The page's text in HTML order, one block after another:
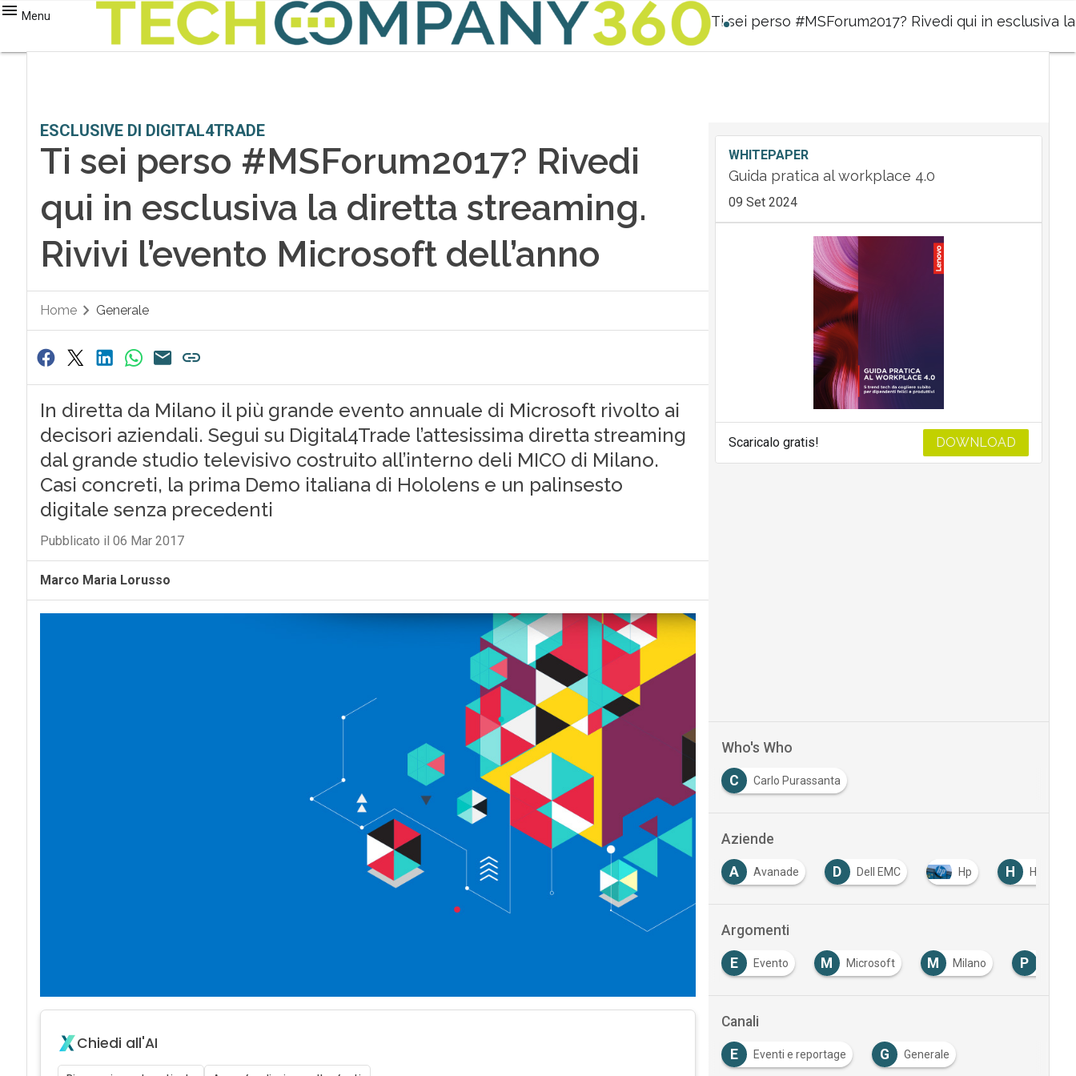
Menu Ti sei perso #MSForum2017? Rivedi qui in esclusiva
ESCLUSIVE DI DIGITAL4TRADE
Ti sei perso #MSForum2017? Rivedi
qui in esclusiva la diretta streaming.
Rivivi l’evento Microsoft dell’anno
Home Generale
In diretta da Milano il più grande evento annuale di Microsoft rivolto ai
decisori aziendali. Segui su Digital4Trade l’attesissima diretta streaming
dal grande studio televisivo costruito all’interno deli MICO di Milano.
Casi concreti, la prima Demo italiana di Hololens e un palinsesto
digitale senza precedenti
Pubblicato il 06 Mar 2017
Marco Maria Lorusso
Chiedi all'AI
WHITEPAPER
Guida pratica al workplace 4.0
09 Set 2024
Scaricalo gratis! DOWNLOAD
Who's Who
C Carlo Purassanta
Aziende
A A Avanade D Dell EMC Hp H Hpe
Argomenti
E Evento M Microsoft M Milano P
Canali
E Eventi e reportage G Generale